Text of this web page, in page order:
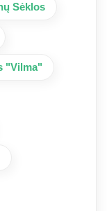
Sėklos
"Vilma"